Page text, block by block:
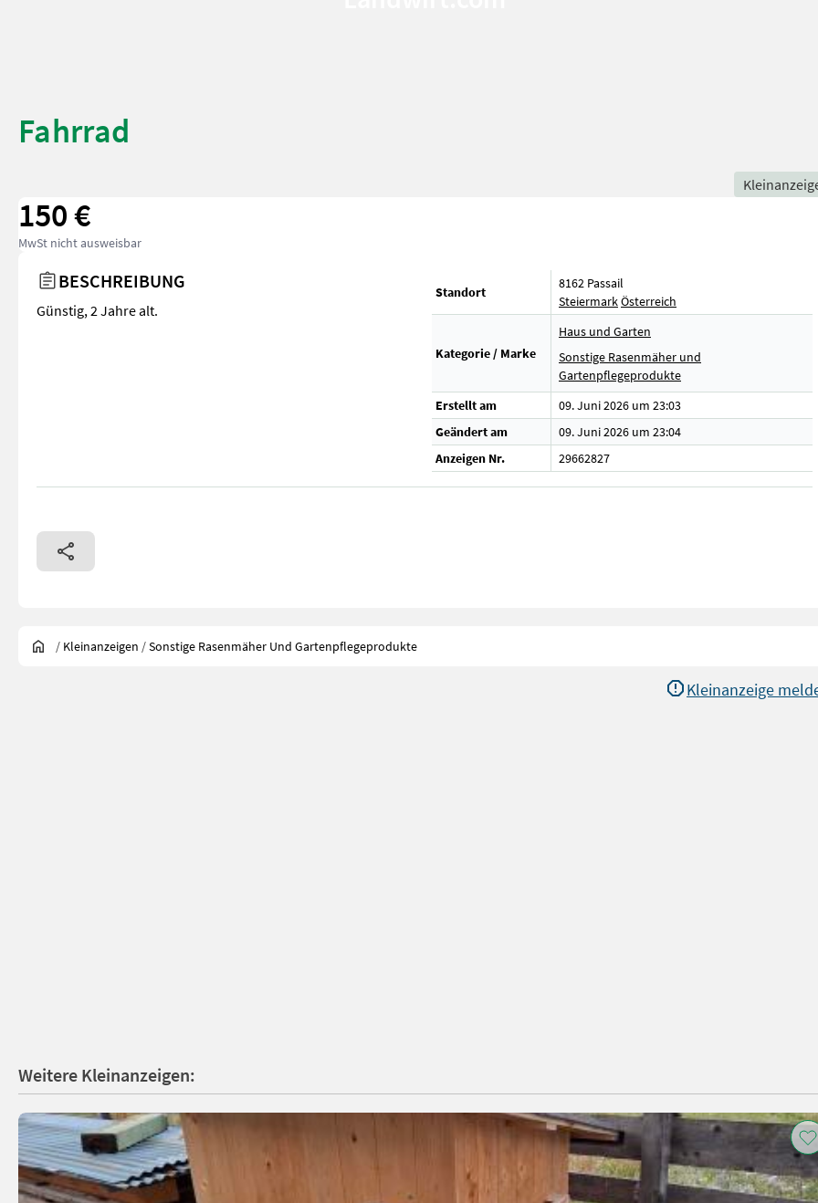
Fahrrad
150 €
MwSt nicht ausweisbar
BESCHREIBUNG
Günstig, 2 Jahre alt.
Standort
8162 Passail
SteiermarkÖsterreich
Kategorie / Marke
Haus und Garten
Sonstige Rasenmäher und
Gartenpflegeprodukte
Erstellt am
09. Juni 2026 um 23:03
Geändert am
09. Juni 2026 um 23:04
Anzeigen Nr.
29662827
/ Kleinanzeigen /Sonstige Rasenmäher Und Gartenpflegeprodukte
Kleinanzeige
Weitere Kleinanzeigen: